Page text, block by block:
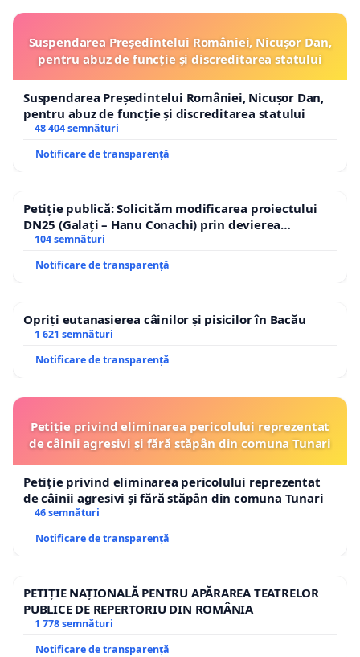
Suspendarea Președintelui României, Nicușor Dan,
pentru abuz de funcție și discreditarea statului
Suspendarea Președintelui României, Nicușor Dan,
pentru abuz de funcție și discreditarea statului
48 404 semnături
Notificare de transparență
Petiție publică: Solicităm modificarea proiectului
DN25 (Galați – Hanu Conachi) prin devierea
traseului în afara localităților!
104 semnături
Notificare de transparență
Opriți eutanasierea câinilor și pisicilor în Bacău
1 621 semnături
Notificare de transparență
Petiție privind eliminarea pericolului reprezentat
de câinii agresivi și fără stăpân din comuna Tunari
Petiție privind eliminarea pericolului reprezentat
de câinii agresivi și fără stăpân din comuna Tunari
46 semnături
Notificare de transparență
PETIȚIE NAȚIONALĂ PENTRU APĂRAREA TEATRELOR
PUBLICE DE REPERTORIU DIN ROMÂNIA
1 778 semnături
Notificare de transparență